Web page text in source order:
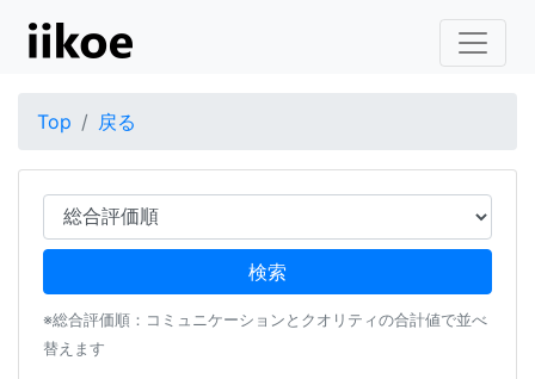
Top 戻る
※総合評価順：コミュニケーションとクオリティの合計値で並べ
替えます